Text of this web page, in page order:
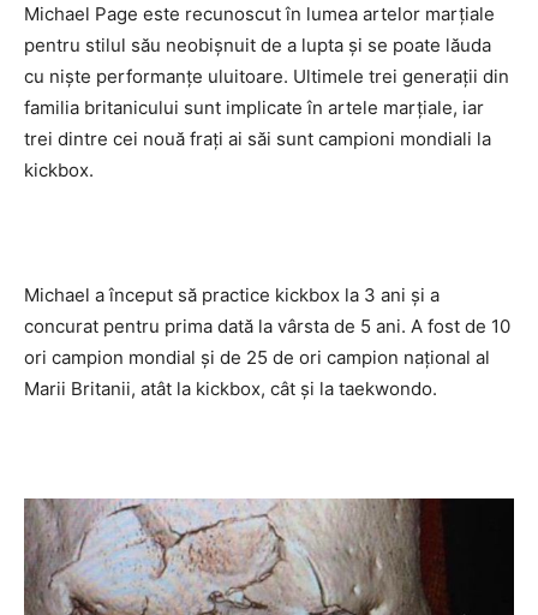
Michael Page este recunoscut în lumea artelor marţiale
pentru stilul său neobişnuit de a lupta şi se poate lăuda
cu nişte performanţe uluitoare. Ultimele trei generaţii din
familia britanicului sunt implicate în artele marţiale, iar
trei dintre cei nouă fraţi ai săi sunt campioni mondiali la
kickbox.
Michael a început să practice kickbox la 3 ani şi a
concurat pentru prima dată la vârsta de 5 ani. A fost de 10
ori campion mondial şi de 25 de ori campion naţional al
Marii Britanii, atât la kickbox, cât şi la taekwondo.